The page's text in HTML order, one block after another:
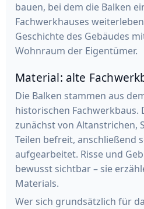
bauen, bei dem die Balken
Fachwerkhauses
Geschichte des Gebäudes
Wohnraum der Eigentümer.
Material: alte
Die Balken stammen aus
historischen Fachwerkbaus.
zunächst von Altanstrichen,
Teilen befreit, anschließend
aufgearbeitet. Risse und
bewusst sichtbar – sie
Materials.
Wer sich grundsätzlich für